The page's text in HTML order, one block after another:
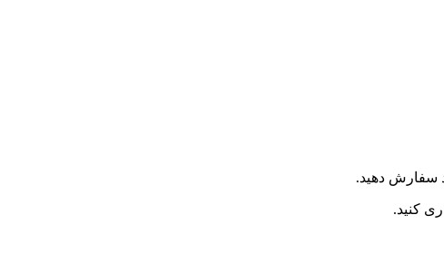
سفارش دهید.
کنید.